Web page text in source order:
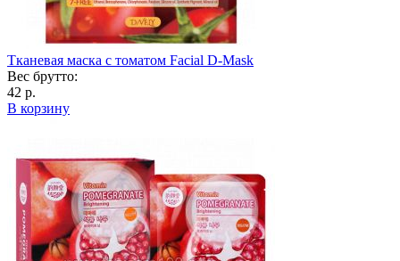
Тканевая маска с томатом Facial D-Mask
Вес брутто:
42 р.
В корзину